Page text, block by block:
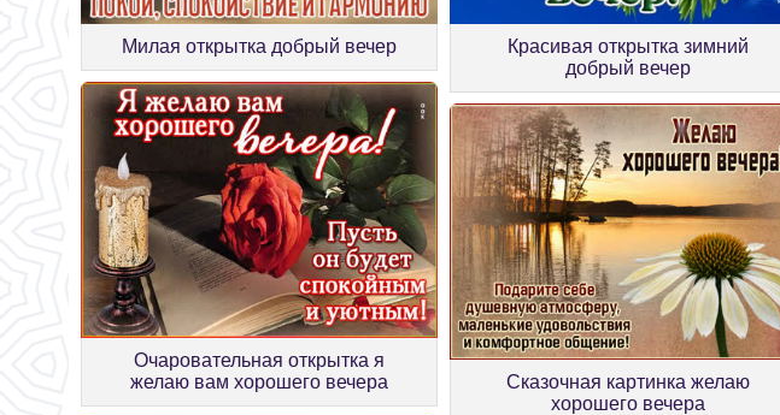
Милая открытка добрый вечер
Красивая открытка зимний
добрый вечер
Очаровательная открытка я
желаю вам хорошего вечера
Сказочная картинка желаю
хорошего вечера